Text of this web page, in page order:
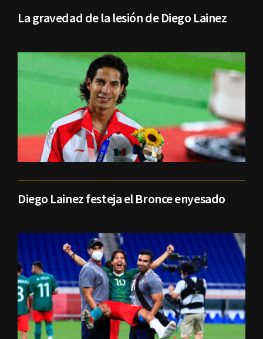
La gravedad de la lesión de Diego Lainez
Diego Lainez festeja el Bronce enyesado